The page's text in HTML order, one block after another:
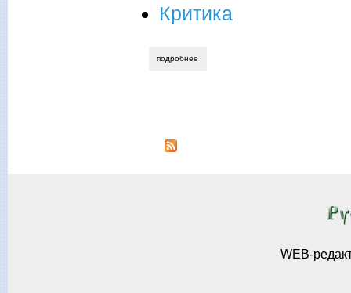
Критика
подробнее
WEB-